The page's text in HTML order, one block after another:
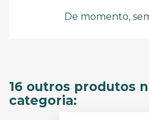
De momento,
16 outros produtos
categoria: